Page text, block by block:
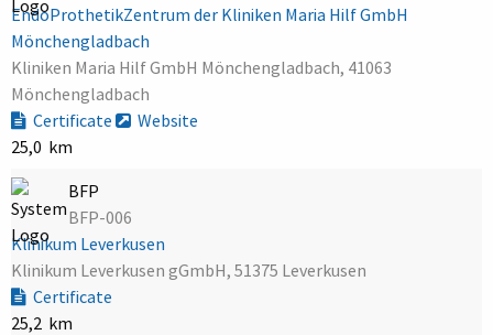
EndoProthetikZentrum der Kliniken Maria Hilf GmbH
Mönchengladbach
Kliniken Maria Hilf GmbH Mönchengladbach, 41063
Mönchengladbach
Certificate
Website
25,0 km
BFP
BFP-006
Klinikum Leverkusen
Klinikum Leverkusen gGmbH, 51375 Leverkusen
Certificate
25,2 km